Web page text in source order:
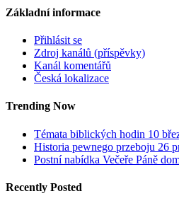
Základní informace
Přihlásit se
Zdroj kanálů (příspěvky)
Kanál komentářů
Česká lokalizace
Trending Now
Témata biblických hodin 10
Historia pewnego przeboju 26
Postní nabídka Večeře Páně
Recently Posted